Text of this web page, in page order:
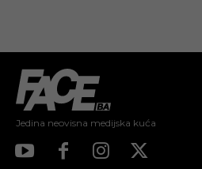
Jedina neovisna medijska kuća